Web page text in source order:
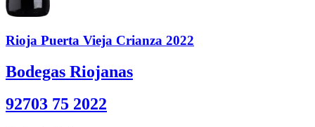
Rioja Puerta Vieja Crianza 2022
Bodegas Riojanas
92703 75 2022